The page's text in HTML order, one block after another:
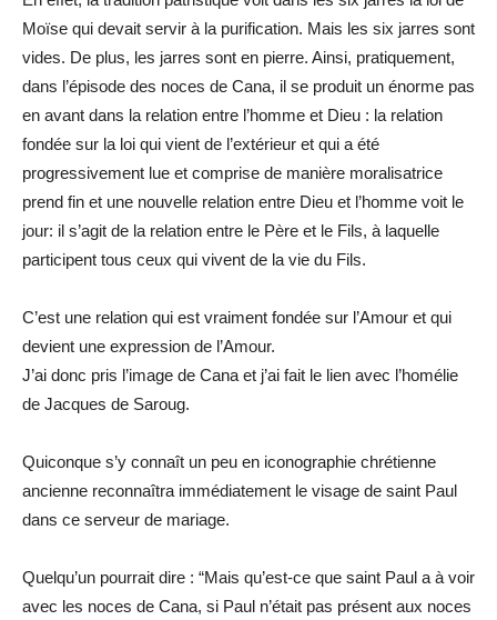
Moïse qui devait servir à la purification. Mais les six jarres sont
vides. De plus, les jarres sont en pierre. Ainsi, pratiquement,
dans l’épisode des noces de Cana, il se produit un énorme pas
en avant dans la relation entre l’homme et Dieu : la relation
fondée sur la loi qui vient de l’extérieur et qui a été
progressivement lue et comprise de manière moralisatrice
prend fin et une nouvelle relation entre Dieu et l’homme voit le
jour: il s’agit de la relation entre le Père et le Fils, à laquelle
participent tous ceux qui vivent de la vie du Fils.
C’est une relation qui est vraiment fondée sur l’Amour et qui
devient une expression de l’Amour.
J’ai donc pris l’image de Cana et j’ai fait le lien avec l’homélie
de Jacques de Saroug.
Quiconque s’y connaît un peu en iconographie chrétienne
ancienne reconnaîtra immédiatement le visage de saint Paul
dans ce serveur de mariage.
Quelqu’un pourrait dire : “Mais qu’est-ce que saint Paul a à voir
avec les noces de Cana, si Paul n’était pas présent aux noces